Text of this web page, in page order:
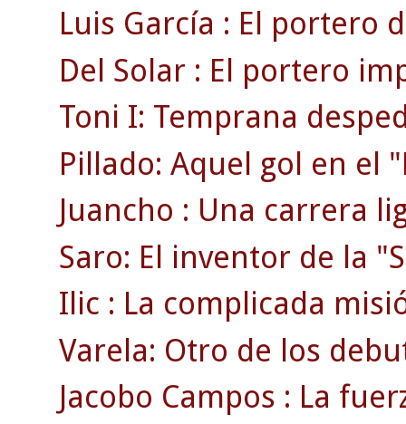
Luis García : El portero
Del Solar : El portero
Toni I: Temprana
Pillado: Aquel gol en el
Juancho : Una carrera
Saro: El inventor de la
Ilic : La complicada
Varela: Otro de los
Jacobo Campos : La